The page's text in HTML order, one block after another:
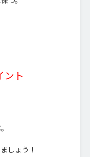
ント
しょう！